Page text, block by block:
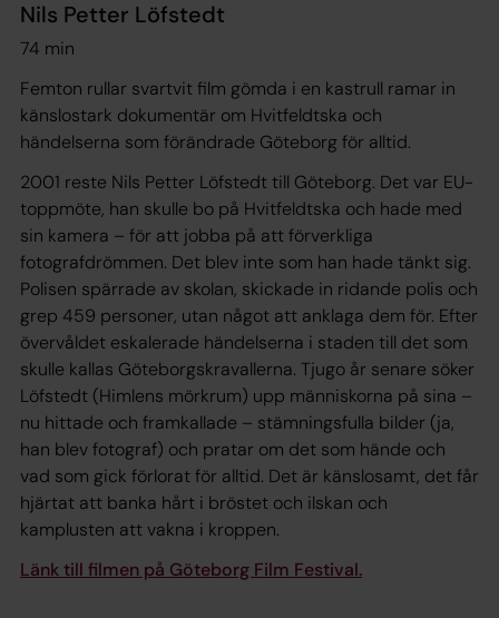
Nils Petter Löfstedt
74 min
Femton rullar svartvit film gömda i en kastrull ramar in
känslostark dokumentär om Hvitfeldtska och
händelserna som förändrade Göteborg för alltid.
2001 reste Nils Petter Löfstedt till Göteborg. Det var EU-
toppmöte, han skulle bo på Hvitfeldtska och hade med
sin kamera – för att jobba på att förverkliga
fotografdrömmen. Det blev inte som han hade tänkt sig.
Polisen spärrade av skolan, skickade in ridande polis och
grep 459 personer, utan något att anklaga dem för. Efter
övervåldet eskalerade händelserna i staden till det som
skulle kallas Göteborgskravallerna. Tjugo år senare söker
Löfstedt (Himlens mörkrum) upp människorna på sina –
nu hittade och framkallade – stämningsfulla bilder (ja,
han blev fotograf) och pratar om det som hände och
vad som gick förlorat för alltid. Det är känslosamt, det får
hjärtat att banka hårt i bröstet och ilskan och
kamplusten att vakna i kroppen.
Länk till filmen på Göteborg Film Festival.